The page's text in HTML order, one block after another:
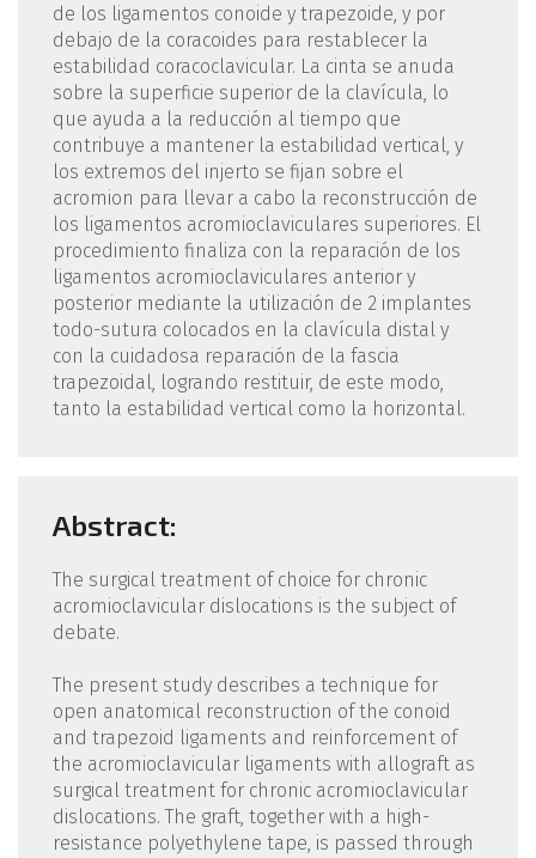
de los ligamentos conoide y trapezoide, y por
debajo de la coracoides para restablecer la
estabilidad coracoclavicular. La cinta se anuda
sobre la superficie superior de la clavícula, lo
que ayuda a la reducción al tiempo que
contribuye a mantener la estabilidad vertical, y
los extremos del injerto se fijan sobre el
acromion para llevar a cabo la reconstrucción de
los ligamentos acromioclaviculares superiores. El
procedimiento finaliza con la reparación de los
ligamentos acromioclaviculares anterior y
posterior mediante la utilización de 2 implantes
todo-sutura colocados en la clavícula distal y
con la cuidadosa reparación de la fascia
trapezoidal, logrando restituir, de este modo,
tanto la estabilidad vertical como la horizontal.
Abstract:
The surgical treatment of choice for chronic
acromioclavicular dislocations is the subject of
debate.
The present study describes a technique for
open anatomical reconstruction of the conoid
and trapezoid ligaments and reinforcement of
the acromioclavicular ligaments with allograft as
surgical treatment for chronic acromioclavicular
dislocations. The graft, together with a high-
resistance polyethylene tape, is passed through